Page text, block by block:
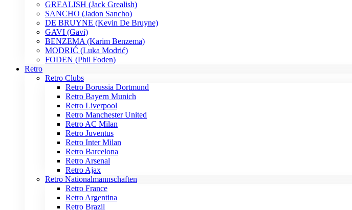
GREALISH (Jack Grealish)
SANCHO (Jadon Sancho)
DE BRUYNE (Kevin De Bruyne)
GAVI (Gavi)
BENZEMA (Karim Benzema)
MODRIĆ (Luka Modrić)
FODEN (Phil Foden)
Retro
Retro Clubs
Retro Borussia Dortmund
Retro Bayern Munich
Retro Liverpool
Retro Manchester United
Retro AC Milan
Retro Juventus
Retro Inter Milan
Retro Barcelona
Retro Arsenal
Retro Ajax
Retro Nationalmannschaften
Retro France
Retro Argentina
Retro Brazil